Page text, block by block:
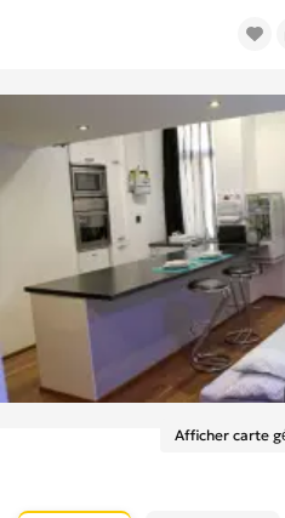
Afficher carte